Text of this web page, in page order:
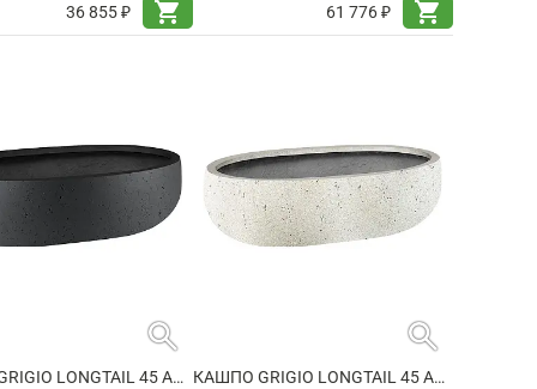
36 855 ₽
shopping_cart
61 776 ₽
shopping_cart
search
КАШПО GRIGIO LONGTAIL 45 ANTHRACITE
search
КАШПО GRIGIO LONGTAIL 45 ANTIQUE WHITE